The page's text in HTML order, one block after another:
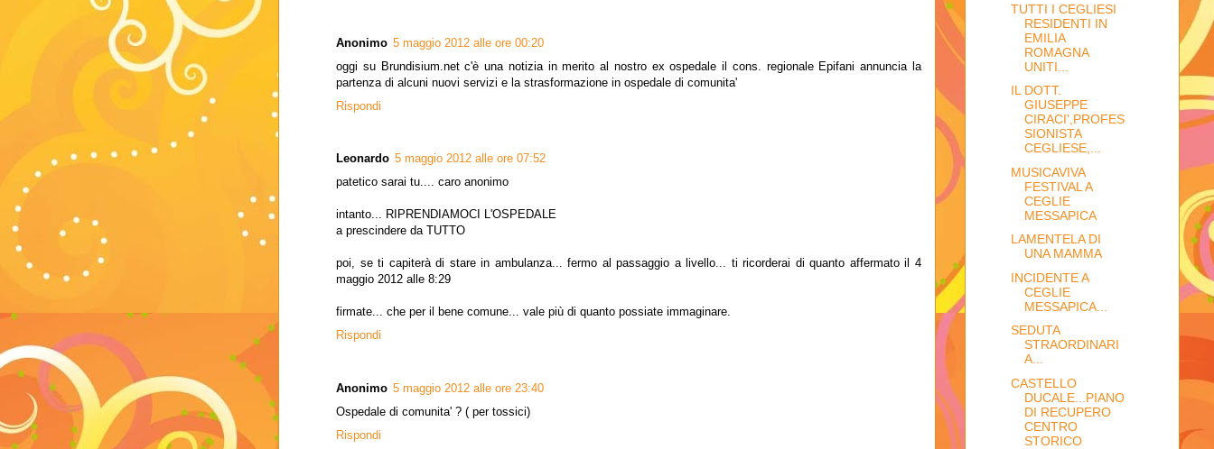
Anonimo 5 maggio 2012 alle ore 00:20
oggi su Brundisium.net c'è una notizia in merito al nostro ex ospedale il cons. regionale Epifani annuncia la
partenza di alcuni nuovi servizi e la strasformazione in ospedale di comunita'
Rispondi
Leonardo 5 maggio 2012 alle ore 07:52
patetico sarai tu.... caro anonimo
intanto... RIPRENDIAMOCI L'OSPEDALE
a prescindere da TUTTO
poi, se ti capiterà di stare in ambulanza... fermo al passaggio a livello... ti ricorderai di quanto affermato il 4
maggio 2012 alle 8:29
firmate... che per il bene comune... vale più di quanto possiate immaginare.
Rispondi
Anonimo 5 maggio 2012 alle ore 23:40
Ospedale di comunita' ? ( per tossici)
Rispondi
TUTTI I CEGLIESI
RESIDENTI IN
EMILIA
ROMAGNA
UNITI...
IL DOTT.
GIUSEPPE
CIRACI',PROFES
SIONISTA
CEGLIESE,...
MUSICAVIVA
FESTIVAL A
CEGLIE
MESSAPICA
LAMENTELA DI
UNA MAMMA
INCIDENTE A
CEGLIE
MESSAPICA...
SEDUTA
STRAORDINARI
A...
CASTELLO
DUCALE...PIANO
DI RECUPERO
CENTRO
STORICO